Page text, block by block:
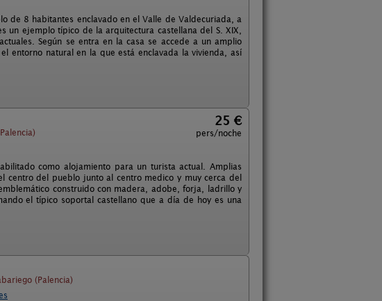
de 8 habitantes enclavado en el Valle de Valdecuriada, a
un ejemplo típico de la arquitectura castellana del S. XIX,
Según se entra en la casa se accede a un amplio
entorno natural en la que está enclavada la vivienda, así
25 €
pers/noche
como alojamiento para un turista actual. Amplias
centro del pueblo junto al centro medico y muy cerca del
construido con madera, adobe, forja, ladrillo y
el típico soportal castellano que a día de hoy es una
(Palencia)